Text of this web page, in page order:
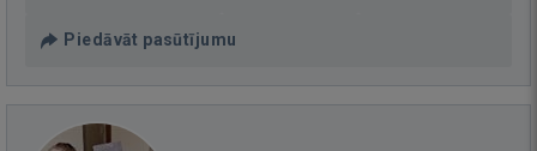
Piedāvāt pasūtījumu